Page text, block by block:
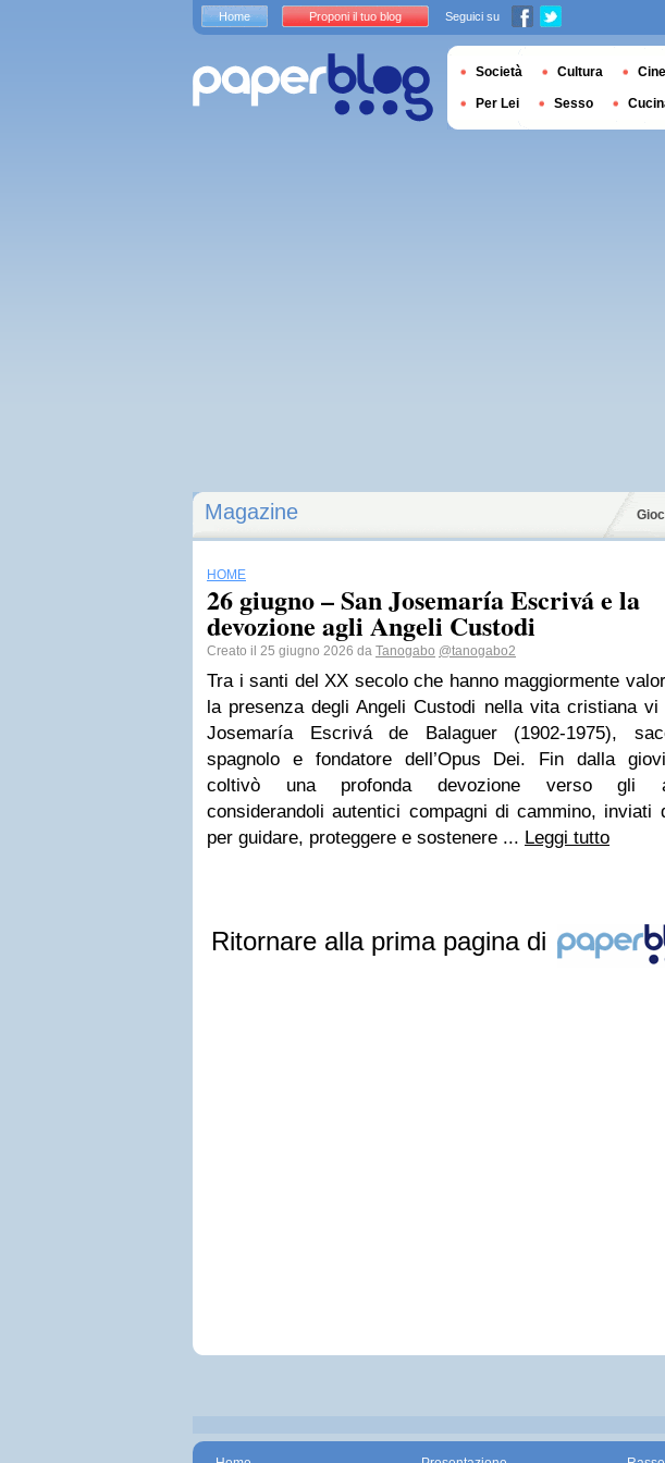
Magazine
HOME
26 giugno – San Josemaría Escrivá e la
devozione agli Angeli Custodi
Creato il 25 giugno 2026 da Tanogabo @tanogabo2
Tra i santi del XX secolo che hanno maggiormente
la presenza degli Angeli Custodi nella vita cristiana vi
Josemaría Escrivá de Balaguer (1902-1975),
spagnolo e fondatore dell’Opus Dei. Fin dalla
coltivò una profonda devozione verso gli
considerandoli autentici compagni di cammino, inviati
per guidare, proteggere e sostenere ... Leggi tutto
Ritornare alla prima pagina di
Home Proponi il tuo blog Seguici su
Società Cultura
Per Lei Sesso